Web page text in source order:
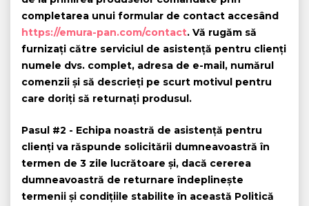
completarea unui formular de contact accesând
https://emura-pan.com/contact. Vă rugăm să
furnizați către serviciul de asistență pentru clienți
numele dvs. complet, adresa de e-mail, numărul
comenzii și să descrieți pe scurt motivul pentru
care doriți să returnați produsul.
Pasul #2 - Echipa noastră de asistență pentru
clienți va răspunde solicitării dumneavoastră în
termen de 3 zile lucrătoare și, dacă cererea
dumneavoastră de returnare îndeplinește
termenii și condițiile stabilite în această Politică